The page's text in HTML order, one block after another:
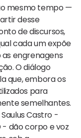
mesmo tempo —
desse
de discursos,
cada um expõe
as engrenagens
O diálogo
que, embora os
para
semelhantes.
Castro -
- dão corpo e voz